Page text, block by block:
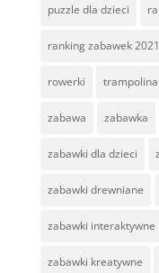
puzzle dla dzieci
ranking zabawek 2021
rowerki trampolina
zabawa zabawka
zabawki dla dzieci
zabawki drewniane
zabawki interaktywne
zabawki kreatywne